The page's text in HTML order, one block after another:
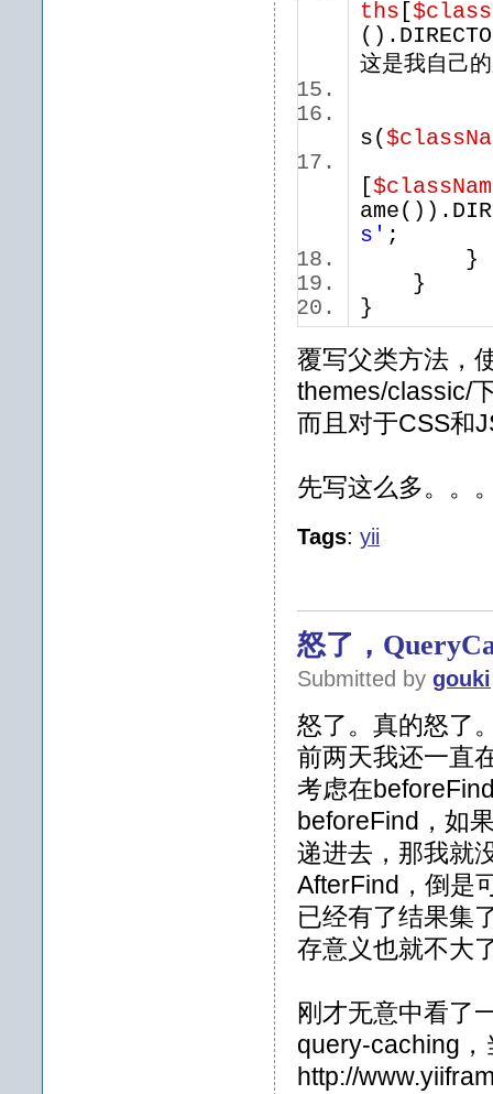
ths
这是我自己
s(
s'
}
}
覆写父类方法，
themes/classic/
而且对于CSS和
先写这么多。。
Tags: yii
怒了，
Submitted by gouki
怒了。真的怒了
前两天我还一直
考虑在
beforeFind，如
递进去，那我就
AfterFind，倒是
已经有了结果集
存意义也就不大
刚才无意中看了
query-caching
http://